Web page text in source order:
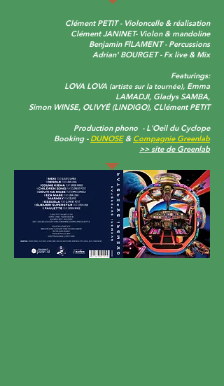
Clément PETIT - Violoncelle & réalisation
Clément JANINET- Violon & mandoline
Benjamin FlLAMENT - Percussions
Adrian' BOURGET - Fx live & Mix
Featurings:
LOVA LOVA (artiste sur la tournée), Emma
LAMADJI, Gladys SAMBA,
Simon WINSE, OLIVYÉ (LINDIGO), CLlément PETIT
Production phono - L'Oeil du Cyclope
Booking - DUNOSE& Compagnie Greenlab
>> site de Greenlab